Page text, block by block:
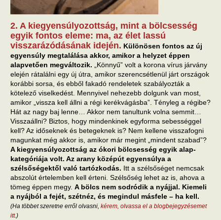
2. A kiegyensúlyozottság, mint a bölcsesség
egyik fontos eleme: ma, az élet lassú
visszarázódásának idején. Különösen fontos az új
egyensúly megtalálása akkor, amikor a helyzet éppen
alapvetően megváltozik. „Könnyű” volt a korona vírus járvány
elején rátalálni egy új útra, amikor szerencsétlenül járt országok
korábbi sorsa, és ebből fakadó rendeletek szabályozták a
kötelező viselkedést. Mennyivel nehezebb dolgunk van most,
amikor „vissza kell állni a régi kerékvágásba”. Tényleg a régibe?
Hát az nagy baj lenne… Akkor nem tanultunk volna semmit…
Visszaállni? Biztos, hogy mindenkinek egyforma sebességgel
kell? Az időseknek és betegeknek is? Nem kellene visszafogni
magunkat még akkor is, amikor már megint „mindent szabad”?
A kiegyensúlyozottság az ókori bölcsesség egyik alap-
kategóriája volt. Az arany középút egyensúlya a
szélsőségektől való tartózkodás. Itt a szélsőséget nemcsak
abszolút értelemben kell érteni. Szélsőség lehet az is, ahova a
tömeg éppen megy. A bölcs nem sodródik a nyájjal. Kiemeli
a nyájból a fejét, szétnéz, és megindul másfele – ha kell.
(Ha többet szeretne erről olvasni, kérem, olvassa el a blogbejegyzésemet
itt.)